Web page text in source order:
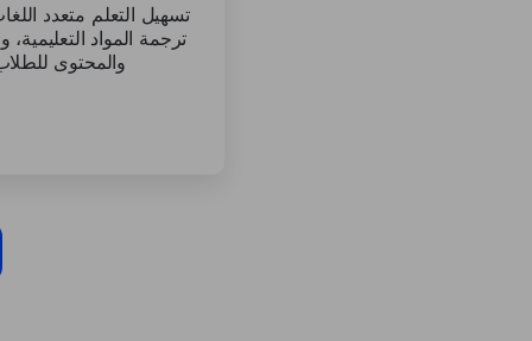
تسهيل التعلم متعدد
ترجمة المواد التعليمية،
والمحتوى